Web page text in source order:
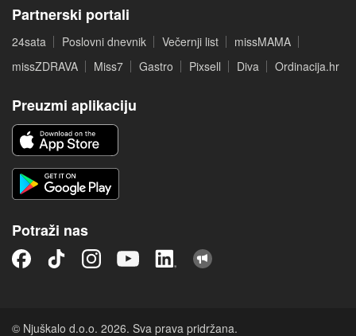
Partnerski portali
24sata Poslovni dnevnik Večernji list
missMAMA
missZDRAVA
Miss7 Gastro Pixsell Diva Ordinacija.hr
Preuzmi aplikaciju
Potraži nas
© Njuškalo d.o.o. 2026. Sva prava pridržana.